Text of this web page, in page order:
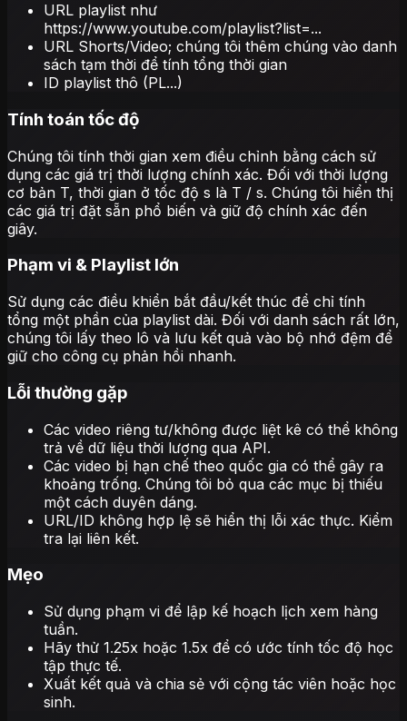
URL playlist như
https://www.youtube.com/playlist?list=...
URL Shorts/Video; chúng tôi thêm chúng vào danh
sách tạm thời để tính tổng thời gian
ID playlist thô (PL...)
Tính toán tốc độ
Chúng tôi tính thời gian xem điều chỉnh bằng cách sử
dụng các giá trị thời lượng chính xác. Đối với thời lượng
cơ bản T, thời gian ở tốc độ s là T / s. Chúng tôi hiển thị
các giá trị đặt sẵn phổ biến và giữ độ chính xác đến
giây.
Phạm vi & Playlist lớn
Sử dụng các điều khiển bắt đầu/kết thúc để chỉ tính
tổng một phần của playlist dài. Đối với danh sách rất lớn,
chúng tôi lấy theo lô và lưu kết quả vào bộ nhớ đệm để
giữ cho công cụ phản hồi nhanh.
Lỗi thường gặp
Các video riêng tư/không được liệt kê có thể không
trả về dữ liệu thời lượng qua API.
Các video bị hạn chế theo quốc gia có thể gây ra
khoảng trống. Chúng tôi bỏ qua các mục bị thiếu
một cách duyên dáng.
URL/ID không hợp lệ sẽ hiển thị lỗi xác thực. Kiểm
tra lại liên kết.
Mẹo
Sử dụng phạm vi để lập kế hoạch lịch xem hàng
tuần.
Hãy thử 1.25x hoặc 1.5x để có ước tính tốc độ học
tập thực tế.
Xuất kết quả và chia sẻ với cộng tác viên hoặc học
sinh.